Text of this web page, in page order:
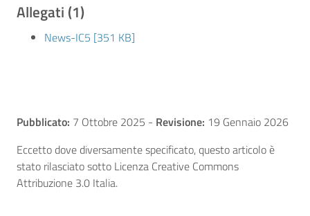
Allegati (1)
News-IC5 [351 KB]
Pubblicato: 7 Ottobre 2025 - Revisione: 19 Gennaio 2026
Eccetto dove diversamente specificato, questo articolo è
stato rilasciato sotto Licenza Creative Commons
Attribuzione 3.0 Italia.